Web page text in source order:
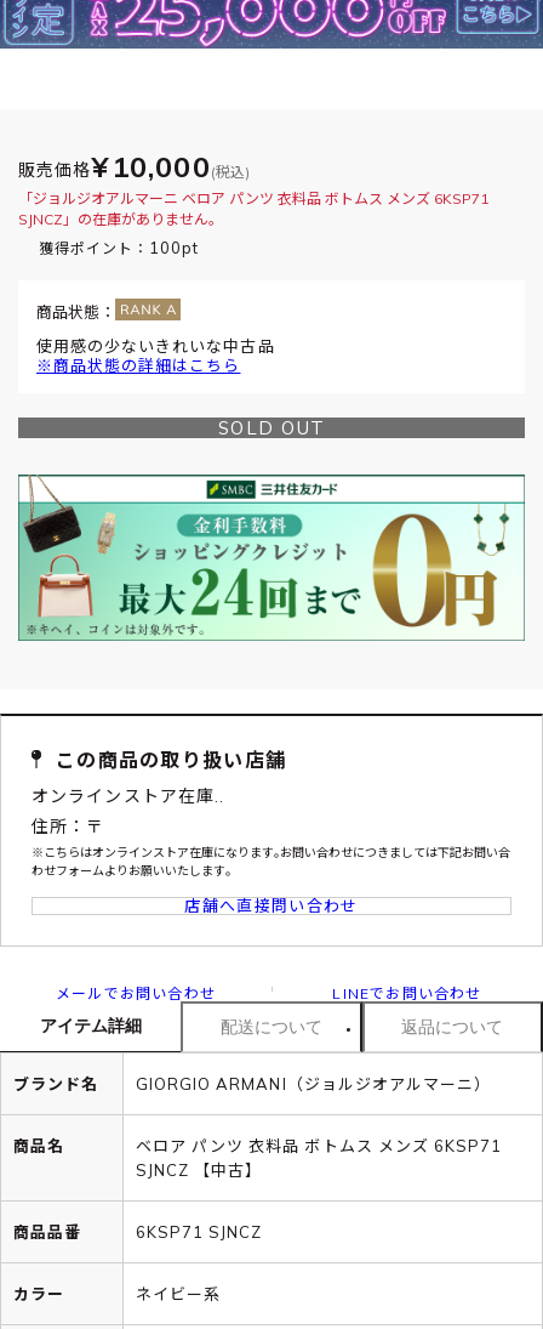
販売価格¥10,000 (税込)
「ジョルジオアルマーニ ベロア パンツ 衣料品 ボトムス メンズ 6KSP71
SJNCZ」の在庫がありません。
獲得ポイント： 100pt
商品状態：
使用感の少ないきれいな中古品
※商品状態の詳細はこちら
SOLD OUT
この商品の取り扱い店舗
オンラインストア在庫..
住所：〒
※こちらはオンラインストア在庫になります｡お問い合わせにつきましては下記お問い合
わせフォームよりお願いいたします｡
店舗へ直接問い合わせ
メールでお問い合わせ LINEでお問い合わせ
アイテム詳細 配送について 返品について
ブランド名 GIORGIO ARMANI（ジョルジオアルマーニ）
商品名
ベロア パンツ 衣料品 ボトムス メンズ 6KSP71
SJNCZ 【中古】
商品品番 6KSP71 SJNCZ
カラー ネイビー系